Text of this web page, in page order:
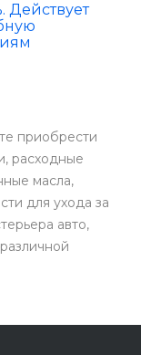
Действует
приобрести
расходные
масла,
для ухода за
авто,